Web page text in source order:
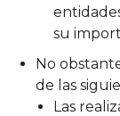
su
No
de las
Las